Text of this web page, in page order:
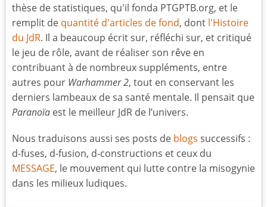
thèse de statistiques, qu'il fonda PTGPTB.org, et le
remplit de quantité d'articles de fond, dont l'Histoire
du JdR. Il a beaucoup écrit sur, réfléchi sur, et critiqué
le jeu de rôle, avant de réaliser son rêve en
contribuant à de nombreux suppléments, entre
autres pour Warhammer 2, tout en conservant les
derniers lambeaux de sa santé mentale. Il pensait que
Paranoïa est le meilleur JdR de l’univers.
Nous traduisons aussi ses posts de blogs successifs :
d-fuses, d-fusion, d-constructions et ceux du
MESSAGE, le mouvement qui lutte contre la misogynie
dans les milieux ludiques.